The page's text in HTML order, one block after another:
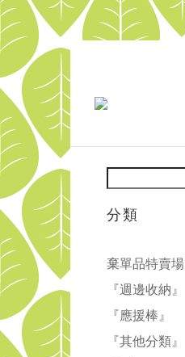
分類
棄單品特賣場
『週邊收納』
『應援棒』
『其他分類』